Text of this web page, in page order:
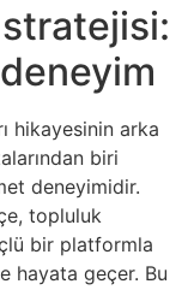
hikayesinin arka
biri
deneyimidir.
topluluk
bir platformla
hayata geçer. Bu